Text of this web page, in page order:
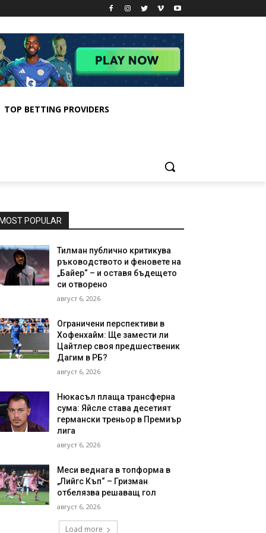
TOP BETTING PROVIDERS
MOST POPULAR
Тилман публично критикува
ръководството и феновете на
„Байер“ – и оставя бъдещето
си отворено
август 6, 2026
Ограничени перспективи в
Хофенхайм: Ще замести ли
Цайтлер своя предшественик
Дагим в РБ?
август 6, 2026
Нюкасъл плаща трансферна
сума: Яйсле става десетият
германски треньор в Премиър
лига
август 6, 2026
Меси веднага в топформа в
„Лийгс Къп“ – Гризман
отбелязва решаващ гол
август 6, 2026
Load more